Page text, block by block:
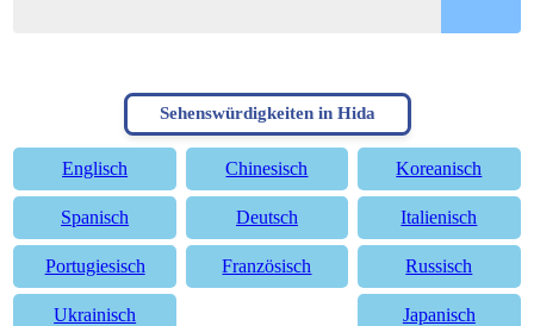
Sehenswürdigkeiten in Hida
Englisch Chinesisch Koreanisch
Spanisch Deutsch Italienisch
Portugiesisch Französisch Russisch
Ukrainisch Japanisch